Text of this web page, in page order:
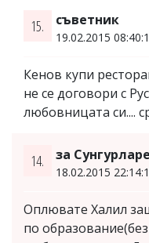
15. съветник
19.02.2015
Кенов купи
не се договори с
любовницата си....
14. за Сунгурларе
18.02.2015
Оплювате Халил
по